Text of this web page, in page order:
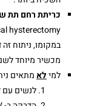
כריתת רחם תת
במקומו, ניתוח
מכשיר מיוחד
למילא מתאים
לנשים עם